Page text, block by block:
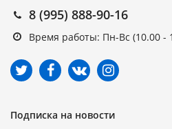
8 (995) 888-90-16
Время работы: Пн-Вс (10.00 -
Подписка на новости